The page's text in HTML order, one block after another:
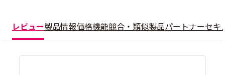
レビュー製品情報価格機能競合・類似製品パートナーセキ